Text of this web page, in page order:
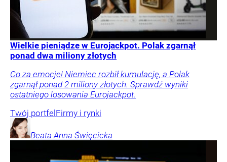
Wielkie pieniądze w Eurojackpot. Polak zgarnął
ponad dwa miliony złotych
Co za emocje! Niemiec rozbił kumulację, a Polak
zgarnął ponad 2 miliony złotych. Sprawdź wyniki
ostatniego losowania Eurojackpot.
Twój portfelFirmy i rynki
Beata Anna Święcicka